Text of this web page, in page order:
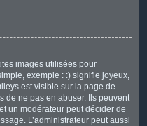
images utilisées pour
exemple : :) signifie joyeux,
est visible sur la page de
de ne pas en abuser. Ils peuvent
un modérateur peut décider de
L’administrateur peut aussi